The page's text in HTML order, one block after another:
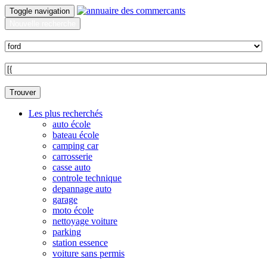
Toggle navigation
Trouver
Les plus recherchés
auto école
bateau école
camping car
carrosserie
casse auto
controle technique
depannage auto
garage
moto école
nettoyage voiture
parking
station essence
voiture sans permis